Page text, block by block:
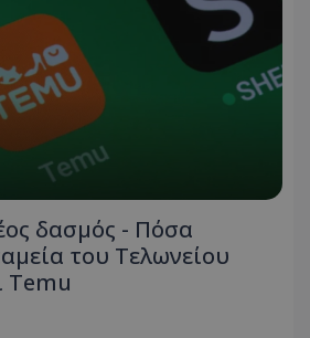
δασμός - Πόσα
του Τελωνείου
Temu